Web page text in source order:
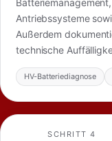
Antriebssysteme
Außerdem
technische
HV-Batteriediagnose
SCHRITT 4